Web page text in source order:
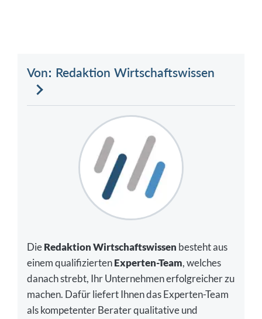
Von: Redaktion Wirtschaftswissen
DieRedaktion Wirtschaftswissen besteht aus
einem qualifiziertenExperten-Team, welches
danach strebt, Ihr Unternehmen erfolgreicher zu
machen. Dafür liefert Ihnen das Experten-Team
als kompetenter Berater qualitative und